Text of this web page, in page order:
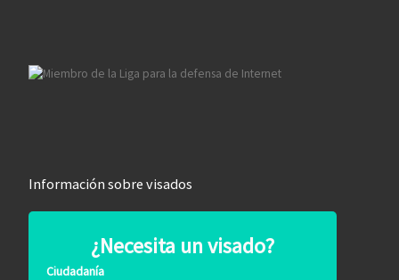
Información sobre visados
¿Necesita un visado?
Ciudadanía